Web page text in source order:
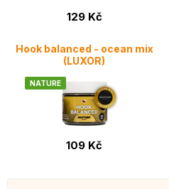
129 Kč
Hook balanced - ocean mix
(LUXOR)
NATURE
109 Kč